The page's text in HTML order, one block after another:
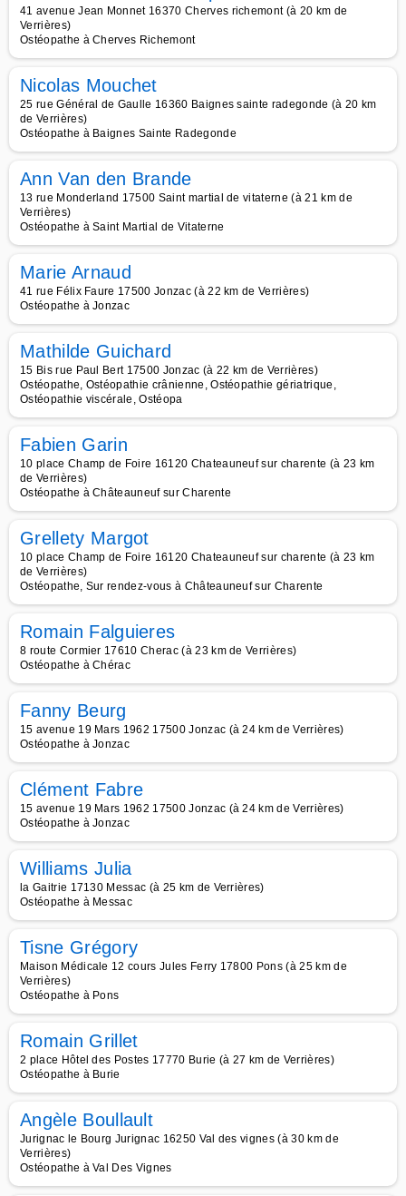
41 avenue Jean Monnet 16370 Cherves richemont (à 20 km de
Verrières)
Ostéopathe à Cherves Richemont
Nicolas Mouchet
25 rue Général de Gaulle 16360 Baignes sainte radegonde (à 20 km
de Verrières)
Ostéopathe à Baignes Sainte Radegonde
Ann Van den Brande
13 rue Monderland 17500 Saint martial de vitaterne (à 21 km de
Verrières)
Ostéopathe à Saint Martial de Vitaterne
Marie Arnaud
41 rue Félix Faure 17500 Jonzac (à 22 km de Verrières)
Ostéopathe à Jonzac
Mathilde Guichard
15 Bis rue Paul Bert 17500 Jonzac (à 22 km de Verrières)
Ostéopathe, Ostéopathie crânienne, Ostéopathie gériatrique,
Ostéopathie viscérale, Ostéopa
Fabien Garin
10 place Champ de Foire 16120 Chateauneuf sur charente (à 23 km
de Verrières)
Ostéopathe à Châteauneuf sur Charente
Grellety Margot
10 place Champ de Foire 16120 Chateauneuf sur charente (à 23 km
de Verrières)
Ostéopathe, Sur rendez-vous à Châteauneuf sur Charente
Romain Falguieres
8 route Cormier 17610 Cherac (à 23 km de Verrières)
Ostéopathe à Chérac
Fanny Beurg
15 avenue 19 Mars 1962 17500 Jonzac (à 24 km de Verrières)
Ostéopathe à Jonzac
Clément Fabre
15 avenue 19 Mars 1962 17500 Jonzac (à 24 km de Verrières)
Ostéopathe à Jonzac
Williams Julia
la Gaitrie 17130 Messac (à 25 km de Verrières)
Ostéopathe à Messac
Tisne Grégory
Maison Médicale 12 cours Jules Ferry 17800 Pons (à 25 km de
Verrières)
Ostéopathe à Pons
Romain Grillet
2 place Hôtel des Postes 17770 Burie (à 27 km de Verrières)
Ostéopathe à Burie
Angèle Boullault
Jurignac le Bourg Jurignac 16250 Val des vignes (à 30 km de
Verrières)
Ostéopathe à Val Des Vignes